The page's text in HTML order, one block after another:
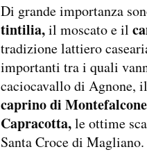
Di grande importanza
tintilia,il moscato e il
tradizione lattiero
importanti tra i quali
caciocavallo di Agnone, il
caprino di
Capracotta,le ottime
Santa Croce di Magliano.